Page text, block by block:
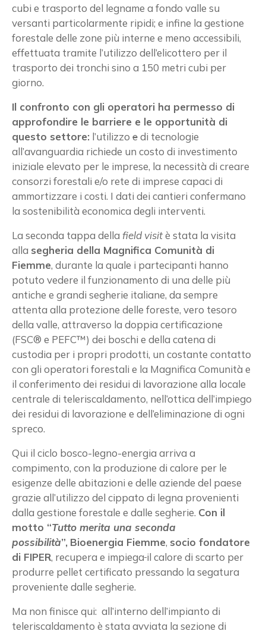
cubi e trasporto del legname a fondo valle su
versanti particolarmente ripidi; e infine la gestione
forestale delle zone più interne e meno accessibili,
effettuata tramite l’utilizzo dell’elicottero per il
trasporto dei tronchi sino a 150 metri cubi per
giorno.
Il confronto con gli operatori ha permesso di
approfondire le barriere e le opportunità di
questo settore: l’utilizzo edi tecnologie
all’avanguardia richiede un costo di investimento
iniziale elevato per le imprese, la necessità di creare
consorzi forestali e/o rete di imprese capaci di
ammortizzare i costi. I dati dei cantieri confermano
la sostenibilità economica degli interventi.
La seconda tappa dellafield visitè stata la visita
alla segheria della Magnifica Comunità di
Fiemme, durante la quale i partecipanti hanno
potuto vedere il funzionamento di una delle più
antiche e grandi segherie italiane, da sempre
attenta alla protezione delle foreste, vero tesoro
della valle, attraverso la doppia certificazione
(FSC® e PEFC™) dei boschi e della catena di
custodia per i propri prodotti, un costante contatto
con gli operatori forestali e la Magnifica Comunità e
il conferimento dei residui di lavorazione alla locale
centrale di teleriscaldamento, nell’ottica dell’impiego
dei residui di lavorazione e dell’eliminazione di ogni
spreco.
Qui il ciclo bosco-legno-energia arriva a
compimento, con la produzione di calore per le
esigenze delle abitazioni e delle aziende del paese
grazie all’utilizzo del cippato di legna provenienti
dalla gestione forestale e dalle segherie. Con il
motto “Tutto merita una seconda
possibilità”, Bioenergia Fiemme, socio fondatore
di FIPER, recupera e impiega il calore di scarto per
produrre pellet certificato pressando la segatura
proveniente dalle segherie.
Ma non finisce qui: all’interno dell’impianto di
teleriscaldamento è stata avviata la sezione di